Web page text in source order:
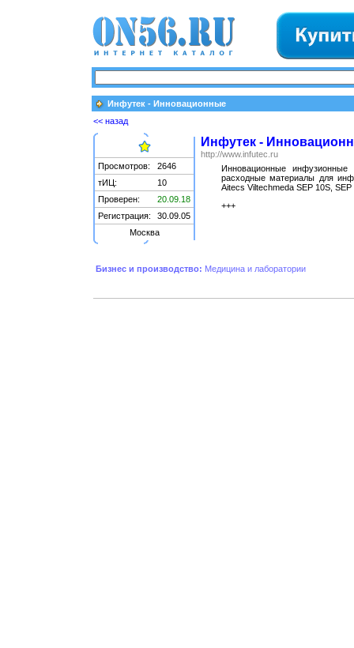
Инфутек - Инновационные
<< назад
Просмотров:
2646
тИЦ:
10
Проверен:
20.09.18
Регистрация:
30.09.05
Москва
Инфутек -
http://www.infutec.ru
Инновационные
расходные материалы для
Aitecs Viltechmeda SEP 10S,
+++
Бизнес и производство: Медицина и лаборатории